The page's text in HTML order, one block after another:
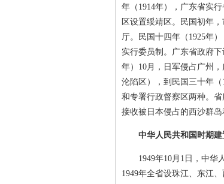
年（1914年），广东省实
区设置绥靖区。民国初年
厅。民国十四年（1925年
实行委员制。广东省政府
年）10月，日军侵占广州
沦陷区），到民国三十年
和专署行政督察区两种。
接收被日本侵占的西沙群岛
中华人民共和国时期建
1949年10月1日，中华人
1949年全省设珠江、东江